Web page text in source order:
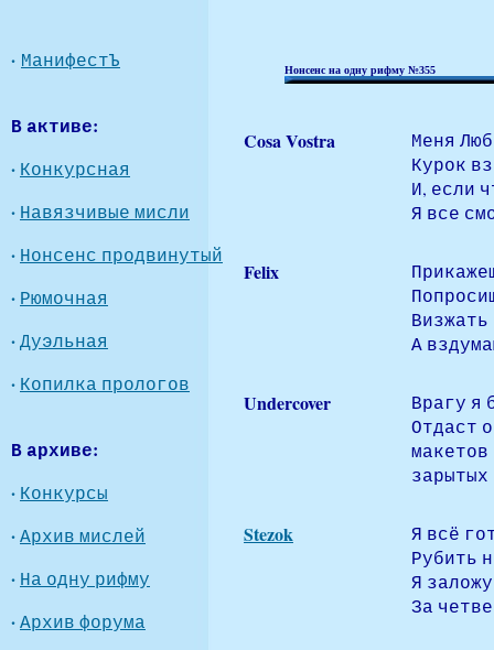
· МанифестЪ
В активе:
· Конкурсная
· Навязчивые мисли
· Нонсенс продвинутый
· Рюмочная
·Дуэльная
· Копилка прологов
В архиве:
· Конкурсы
·Архив мислей
· На одну рифму
·Архив форума
Нонсенс на одну рифму №355
Cosa Vostra
Меня
Курок
И, если
Я все
Felix
Визжать
А
Undercover
Врагу я
Отдаст
макетов
зарытых
Stezok
Я всё
Рубить
Я
За